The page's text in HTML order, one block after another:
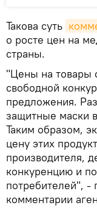
Такова суть
о росте цен на
страны.
"Цены на товары
свободной
предложения.
защитные маски
Таким образом,
цену этих
производителя,
конкуренцию и
потребителей", -
комментарии